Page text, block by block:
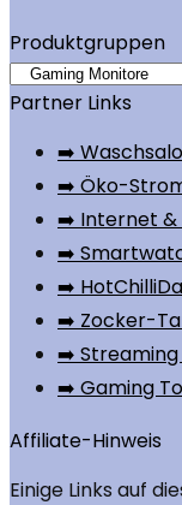
Produktgruppen
Partner Links
➡️
➡️ Öko-
➡️ Internet &
➡️
➡️
➡️ Zocker-
➡️ Streaming
➡️ Gaming
Affiliate-Hinweis
Einige Links auf